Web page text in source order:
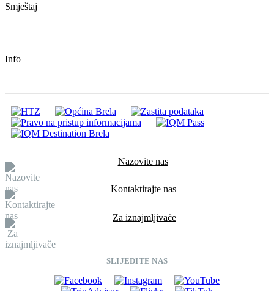
Smještaj
Info
Nazovite nas
Kontaktirajte nas
Za iznajmljivače
SLIJEDITE NAS